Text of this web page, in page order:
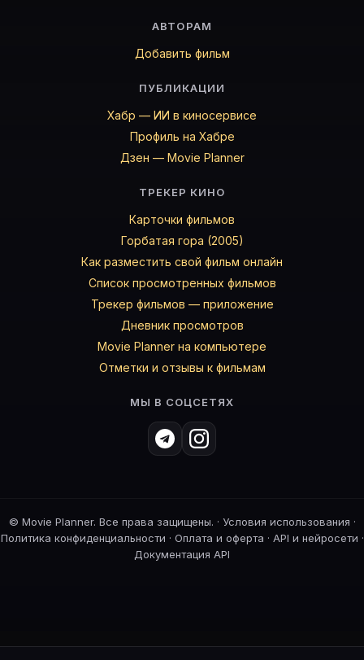
АВТОРАМ
Добавить фильм
ПУБЛИКАЦИИ
Хабр — ИИ в киносервисе
Профиль на Хабре
Дзен — Movie Planner
ТРЕКЕР КИНО
Карточки фильмов
Горбатая гора (2005)
Как разместить свой фильм онлайн
Список просмотренных фильмов
Трекер фильмов — приложение
Дневник просмотров
Movie Planner на компьютере
Отметки и отзывы к фильмам
МЫ В СОЦСЕТЯХ
© Movie Planner. Все права защищены. · Условия использования ·
Политика конфиденциальности · Оплата и оферта · API и нейросети ·
Документация API